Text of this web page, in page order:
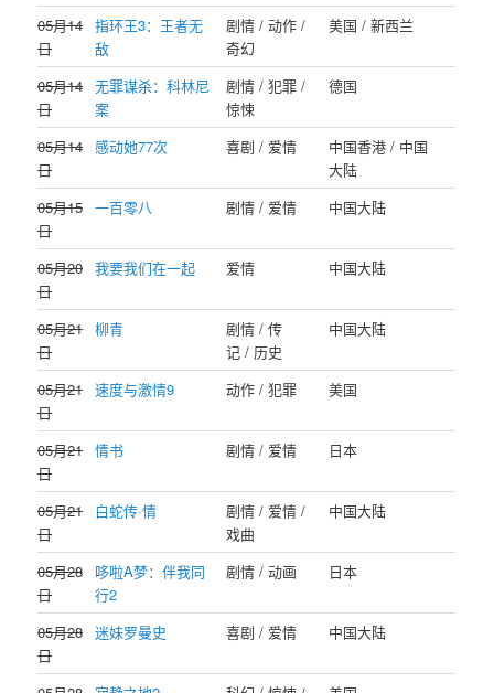
05月14
日
指环王3：王者无
敌
剧情 / 动作 /
奇幻
美国 / 新西兰
05月14
日
无罪谋杀：科林尼
案
剧情 / 犯罪 /
惊悚
德国
05月14
日
感动她77次 喜剧 / 爱情
中国香港 / 中国
大陆
05月15
日
一百零八 剧情 / 爱情 中国大陆
05月20
日
我要我们在一起 爱情 中国大陆
05月21
日
柳青
剧情 / 传
记 / 历史
中国大陆
05月21
日
速度与激情9 动作 / 犯罪 美国
05月21
日
情书 剧情 / 爱情 日本
05月21
日
白蛇传·情
剧情 / 爱情 /
戏曲
中国大陆
05月28
日
哆啦A梦：伴我同
行2
剧情 / 动画 日本
05月28
日
迷妹罗曼史 喜剧 / 爱情 中国大陆